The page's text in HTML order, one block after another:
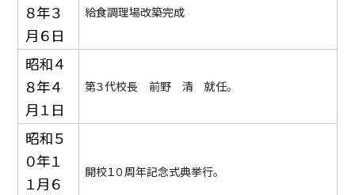
８年３
月６日
給食調理場改築完成
昭和４
８年４
月１日
第３代校長 前野 清 就任。
昭和５
０年１
１月６
開校１０周年記念式典挙行。